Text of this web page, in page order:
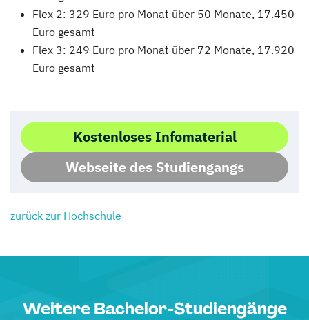
Flex 2: 329 Euro pro Monat über 50 Monate, 17.450
Euro gesamt
Flex 3: 249 Euro pro Monat über 72 Monate, 17.920
Euro gesamt
Kostenloses Infomaterial
Webseite des Studiengangs
zurück zur Hochschule
Weitere Bachelor-Studiengänge